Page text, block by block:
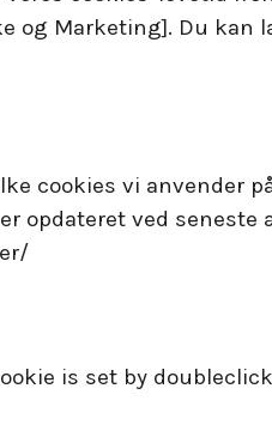
og Marketing]. Du kan
cookies vi anvender
opdateret ved
is set by